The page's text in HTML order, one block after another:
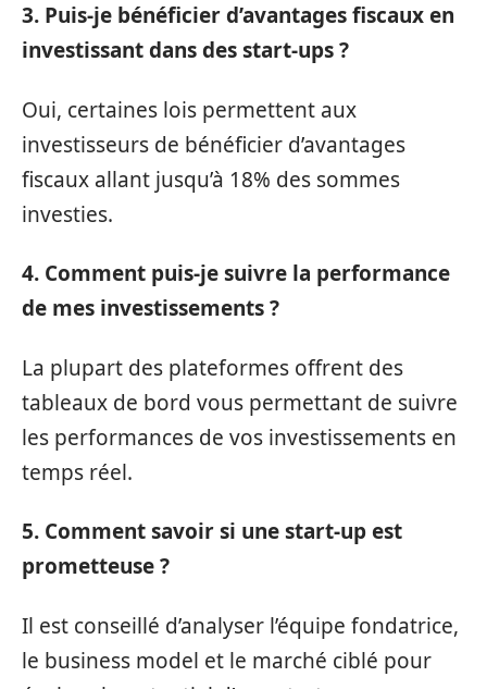
3. Puis-je bénéficier d’avantages fiscaux en
investissant dans des start-ups ?
Oui, certaines lois permettent aux
investisseurs de bénéficier d’avantages
fiscaux allant jusqu’à 18% des sommes
investies.
4. Comment puis-je suivre la performance
de mes investissements ?
La plupart des plateformes offrent des
tableaux de bord vous permettant de suivre
les performances de vos investissements en
temps réel.
5. Comment savoir si une start-up est
prometteuse ?
Il est conseillé d’analyser l’équipe fondatrice,
le business model et le marché ciblé pour